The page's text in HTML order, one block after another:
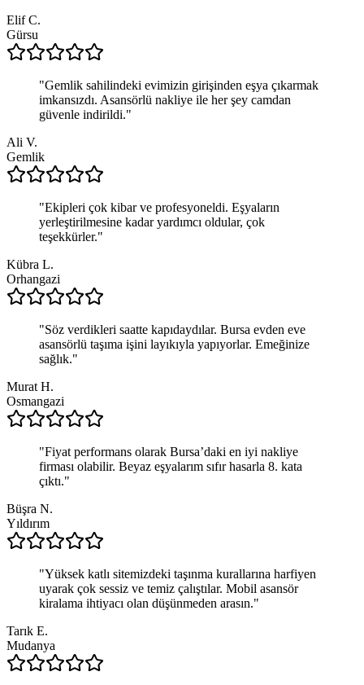
Elif C.
Gürsu
"Gemlik sahilindeki evimizin girişinden eşya çıkarmak
imkansızdı. Asansörlü nakliye ile her şey camdan
güvenle indirildi."
Ali V.
Gemlik
"Ekipleri çok kibar ve profesyoneldi. Eşyaların
yerleştirilmesine kadar yardımcı oldular, çok
teşekkürler."
Kübra L.
Orhangazi
"Söz verdikleri saatte kapıdaydılar. Bursa evden eve
asansörlü taşıma işini layıkıyla yapıyorlar. Emeğinize
sağlık."
Murat H.
Osmangazi
"Fiyat performans olarak Bursa’daki en iyi nakliye
firması olabilir. Beyaz eşyalarım sıfır hasarla 8. kata
çıktı."
Büşra N.
Yıldırım
"Yüksek katlı sitemizdeki taşınma kurallarına harfiyen
uyarak çok sessiz ve temiz çalıştılar. Mobil asansör
kiralama ihtiyacı olan düşünmeden arasın."
Tarık E.
Mudanya